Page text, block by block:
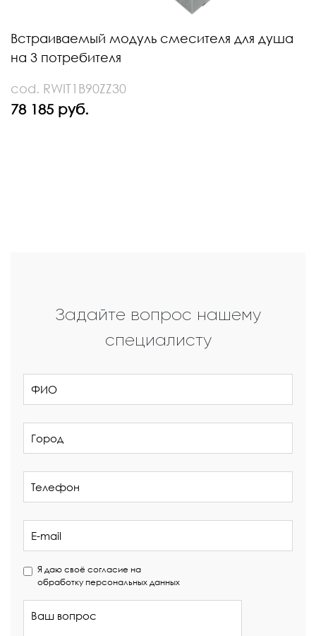
Встраиваемый модуль смесителя для душа
на 3 потребителя
cod. RWIT1B90ZZ30
78 185 руб.
Задайте вопрос нашему
специалисту
Я даю своё согласие на
обработку персональных данных